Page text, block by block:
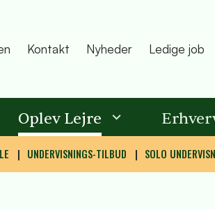
Kontakt Nyheder Ledige job
Oplev Lejre
UNDERVISNINGS-TILBUD SOLO